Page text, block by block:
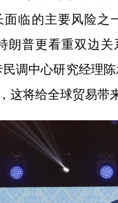
临的主要风险之
朗普更看重双边
调中心研究经理
这将给全球贸易带